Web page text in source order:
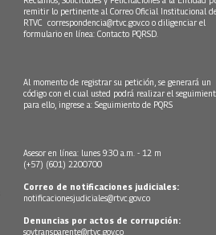
remitir lo pertinente al Correo Oficial Institucional
RTVC correspondencia@rtvc.gov.co o diligenciar el
formulario en línea: Contacto PQRSD.
Al momento de registrar su petición, se generará un
código con el cual usted podrá realizar el
para ello, ingrese a: Seguimiento de PQRS
Asesor en línea: lunes 9:30 a.m. - 12 m
(+57) (601) 2200700
Correo de notificaciones judiciales:
notificacionesjudiciales@rtvc.gov.co
Denuncias por actos de corrupción:
soytransparente@rtvc.gov.co